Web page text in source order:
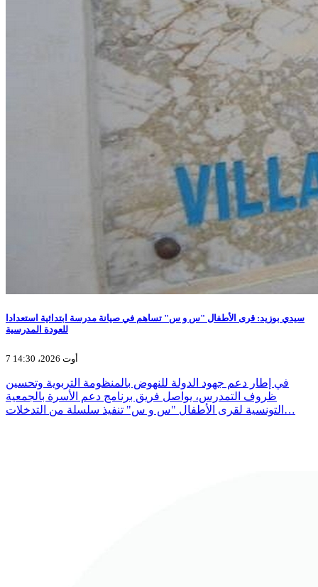
سيدي بوزيد: قرى الأطفال "س و س" تساهم في صيانة مدرسة ابتدائية استعدادا
للعودة المدرسية
7 أوت 2026، 14:30
في إطار دعم جهود الدولة للنهوض بالمنظومة التربوية وتحسين
ظروف التمدرس، يواصل فريق برنامج دعم الأسرة بالجمعية
التونسية لقرى الأطفال "س و س" تنفيذ سلسلة من التدخلات…